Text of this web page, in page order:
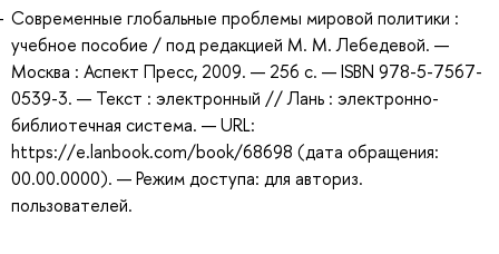
Современные глобальные проблемы мировой политики :
учебное пособие / под редакцией М. М. Лебедевой. —
Москва : Аспект Пресс, 2009. — 256 с. — ISBN 978-5-7567-
0539-3. — Текст : электронный // Лань : электронно-
библиотечная система. — URL:
https://e.lanbook.com/book/68698 (дата обращения:
00.00.0000). — Режим доступа: для авториз.
пользователей.